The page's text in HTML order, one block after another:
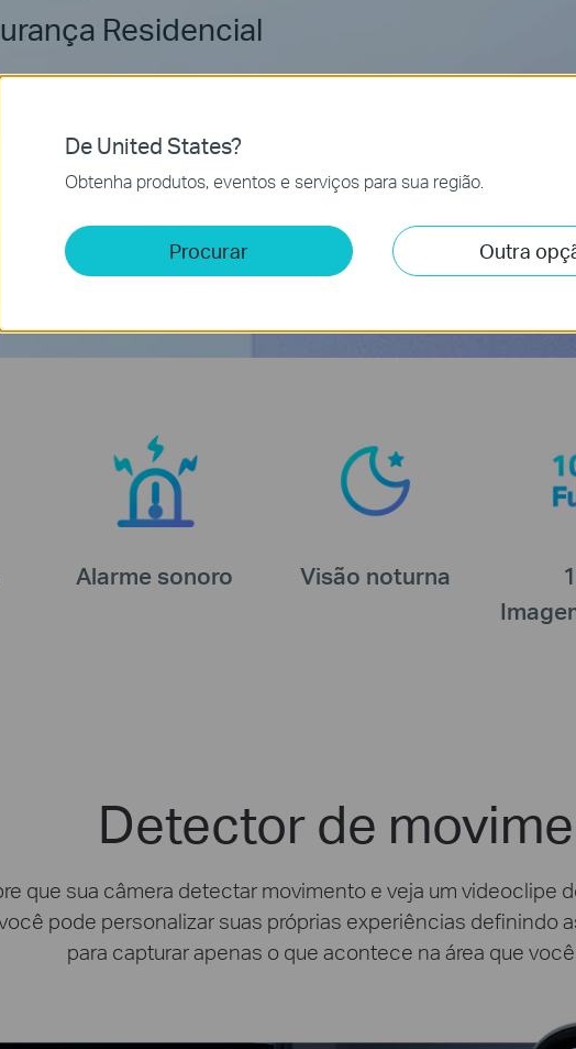
Residencial
Alarme sonoro Visão noturna
Detector de
que sua câmera detectar movimento e veja um videoclipe
pode personalizar suas próprias experiências definindo
para capturar apenas o que acontece na área que
De United States?
Obtenha produtos, eventos e serviços para sua região.
Procurar Outra